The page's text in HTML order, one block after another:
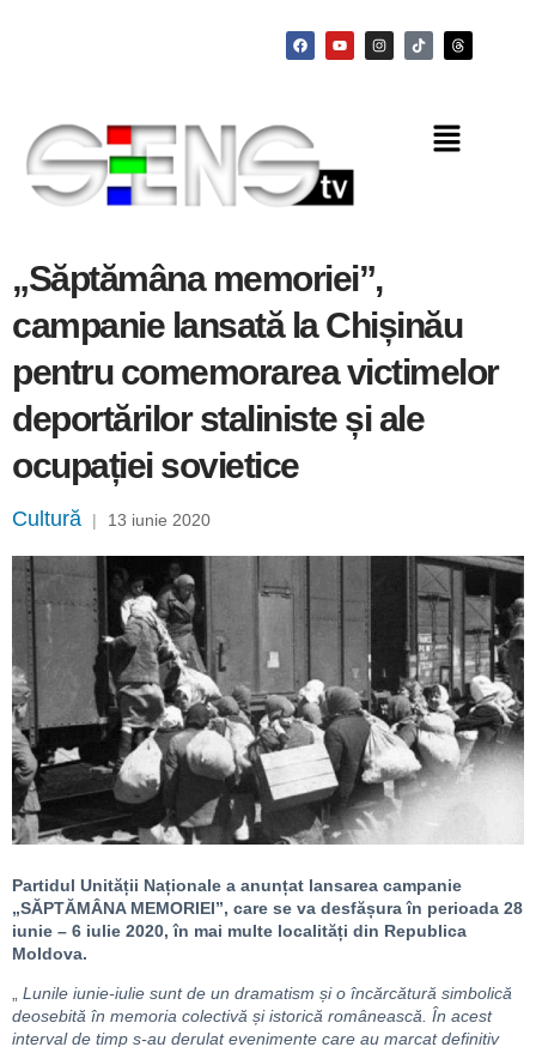
„Săptămâna memoriei”,
campanie lansată la Chișinău
pentru comemorarea victimelor
deportărilor staliniste și ale
ocupației sovietice
Cultură | 13 iunie 2020
Partidul Unității Naționale a anunțat lansarea campanie
„SĂPTĂMÂNA MEMORIEI”, care se va desfășura în perioada 28
iunie – 6 iulie 2020, în mai multe localități din Republica
Moldova.
„ Lunile iunie-iulie sunt de un dramatism și o încărcătură simbolică
deosebită în memoria colectivă și istorică românească. În acest
interval de timp s-au derulat evenimente care au marcat definitiv